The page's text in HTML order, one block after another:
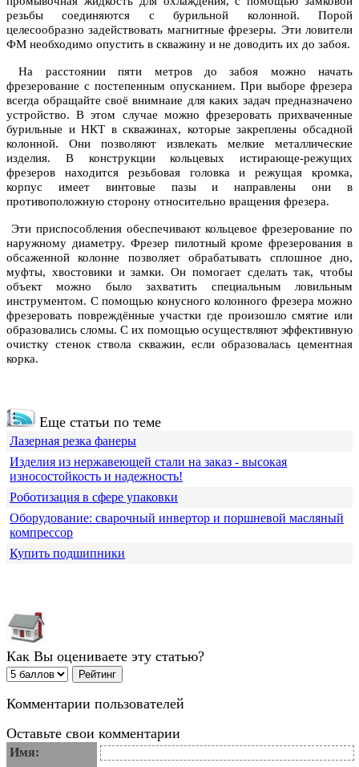
резьбы соединяются с бурильной колонной. Порой
целесообразно задействовать магнитные фрезеры. Эти ловители
ФМ необходимо опустить в скважину и не доводить их до забоя.
На расстоянии пяти метров до забоя можно начать
фрезерование с постепенным опусканием. При выборе фрезера
всегда обращайте своё внимнаие для каких задач предназначено
устройство. В этом случае можно фрезеровать прихваченные
бурильные и НКТ в скважинах, которые закреплены обсадной
колонной. Они позволяют извлекать мелкие металлические
изделия. В конструкции кольцевых истирающе-режущих
фрезеров находится резьбовая головка и режущая кромка,
корпус имеет винтовые пазы и направлены они в
противоположную сторону относительно вращения фрезера.
Эти приспособления обеспечивают кольцевое фрезерование по
наружному диаметру. Фрезер пилотный кроме фрезерования в
обсаженной колонне позволяет обрабатывать сплошное дно,
муфты, хвостовики и замки. Он помогает сделать так, чтобы
объект можно было захватить специальным ловильным
инструментом. С помощью конусного колонного фрезера можно
фрезеровать повреждённые участки где произошло смятие или
образовались сломы. С их помощью осуществляют эффективную
очистку стенок ствола скважин, если образовалась цементная
корка.
Еще статьи по теме
Лазерная резка фанеры
Изделия из нержавеющей стали на заказ - высокая
износостойкость и надежность!
Роботизация в сфере упаковки
Оборудование: сварочный инвертор и поршневой масляный
компрессор
Купить подшипники
Как Вы оцениваете эту статью?
Комментарии пользователей
Оставьте свои комментарии
Имя: